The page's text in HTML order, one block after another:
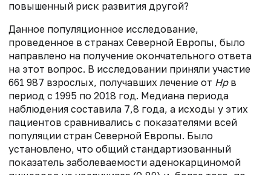
повышенный риск развития другой?
Данное популяционное исследование,
проведенное в странах Северной Европы, было
направлено на получение окончательного ответа
на этот вопрос. В исследовании приняли участие
661 987 взрослых, получавших лечение от Hpв
период с 1995 по 2018 год. Медиана периода
наблюдения составила 7,8 года, а исходы у этих
пациентов сравнивались с показателями всей
популяции стран Северной Европы. Было
установлено, что общий стандартизованный
показатель заболеваемости аденокарциномой